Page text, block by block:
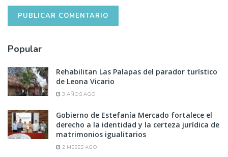
Popular
Rehabilitan Las Palapas del parador turístico
de Leona Vicario
3 AÑOS AGO
Gobierno de Estefanía Mercado fortalece el
derecho a la identidad y la certeza jurídica de
matrimonios igualitarios
2 MESES AGO